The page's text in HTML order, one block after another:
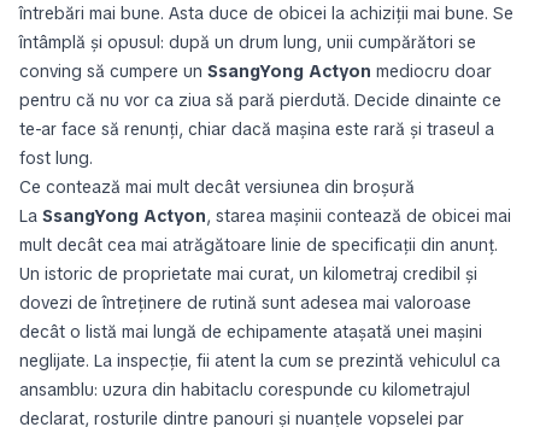
întrebări mai bune. Asta duce de obicei la achiziții mai bune. Se
întâmplă și opusul: după un drum lung, unii cumpărători se
conving să cumpere un SsangYong Actyon mediocru doar
pentru că nu vor ca ziua să pară pierdută. Decide dinainte ce
te-ar face să renunți, chiar dacă mașina este rară și traseul a
fost lung.
Ce contează mai mult decât versiunea din broșură
La SsangYong Actyon, starea mașinii contează de obicei mai
mult decât cea mai atrăgătoare linie de specificații din anunț.
Un istoric de proprietate mai curat, un kilometraj credibil și
dovezi de întreținere de rutină sunt adesea mai valoroase
decât o listă mai lungă de echipamente atașată unei mașini
neglijate. La inspecție, fii atent la cum se prezintă vehiculul ca
ansamblu: uzura din habitaclu corespunde cu kilometrajul
declarat, rosturile dintre panouri și nuanțele vopselei par